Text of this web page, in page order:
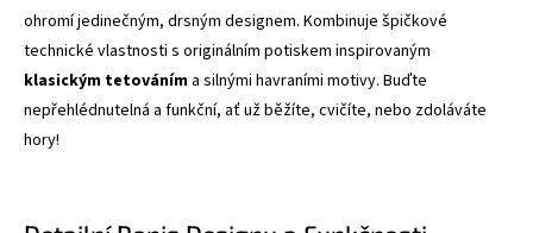
ohromí jedinečným, drsným designem. Kombinuje špičkové
technické vlastnosti s originálním potiskem inspirovaným
klasickým tetováním a silnými havraními motivy. Buďte
nepřehlédnutelná a funkční, ať už běžíte, cvičíte, nebo zdoláváte
hory!